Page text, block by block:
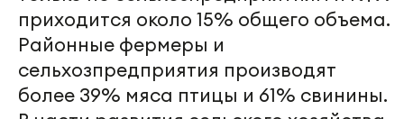
приходится около 15% общего объема.
Районные фермеры и
сельхозпредприятия производят
более 39% мяса птицы и 61% свинины.